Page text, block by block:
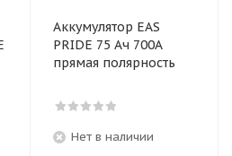
Аккумулятор EAS
PRIDE 75 Ач 700А
прямая полярность
Нет в наличии